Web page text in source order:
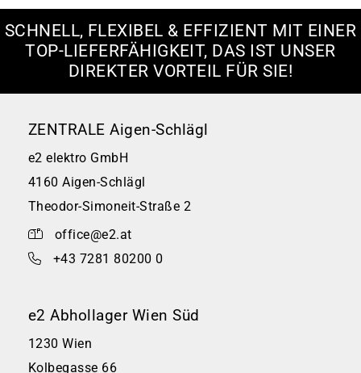
SCHNELL, FLEXIBEL & EFFIZIENT MIT EINER
TOP-LIEFERFÄHIGKEIT, DAS IST UNSER
DIREKTER VORTEIL FÜR SIE!
ZENTRALE Aigen-Schlägl
e2 elektro GmbH
4160 Aigen-Schlägl
Theodor-Simoneit-Straße 2
office@e2.at
+43 7281 80200 0
e2 Abhollager Wien Süd
1230 Wien
Kolbegasse 66